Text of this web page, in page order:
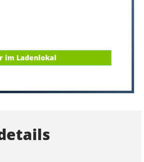
im Ladenlokal